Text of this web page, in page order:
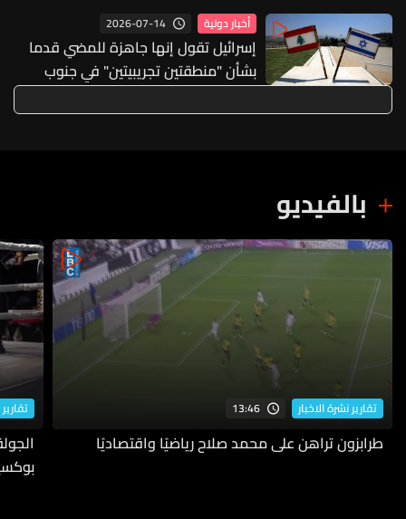
لغاية الساعة ١٥:٠٠
أخبار دولية 2026-07-14
إسرائيل تقول إنها جاهزة للمضي قدما
بشأن "منطقتين تجريبيتين" في جنوب
لبنان
بالفيديو
تقارير نشرة الاخبار 13:46
طرابزون تراهن على محمد صلاح رياضيًا واقتصاديًا